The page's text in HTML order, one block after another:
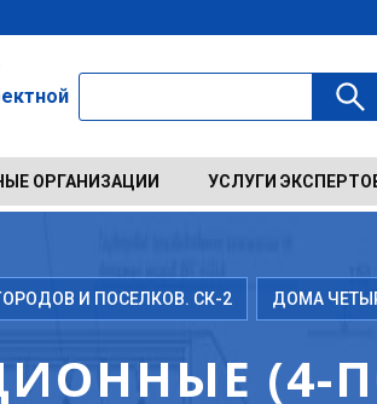
ОРГАНИЗАЦИИ УСЛУГИ
И ПОСЕЛКОВ. СК-2 ДОМА
(4-